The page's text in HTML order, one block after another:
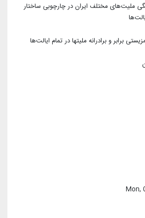
ملیت‌های مختلف ایران در چارچوبی ساختار
برابر و برادرانه ملیتها در تمام ایالت‌ها
Mon,